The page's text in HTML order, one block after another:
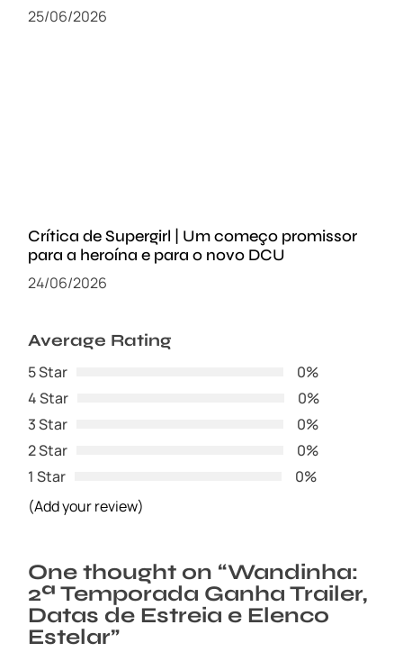
25/06/2026
Crítica de Supergirl | Um começo promissor
para a heroína e para o novo DCU
24/06/2026
Average Rating
5 Star
0%
4 Star
0%
3 Star
0%
2 Star
0%
1 Star
0%
(Add your review)
One thought on “Wandinha:
2ª Temporada Ganha Trailer,
Datas de Estreia e Elenco
Estelar”